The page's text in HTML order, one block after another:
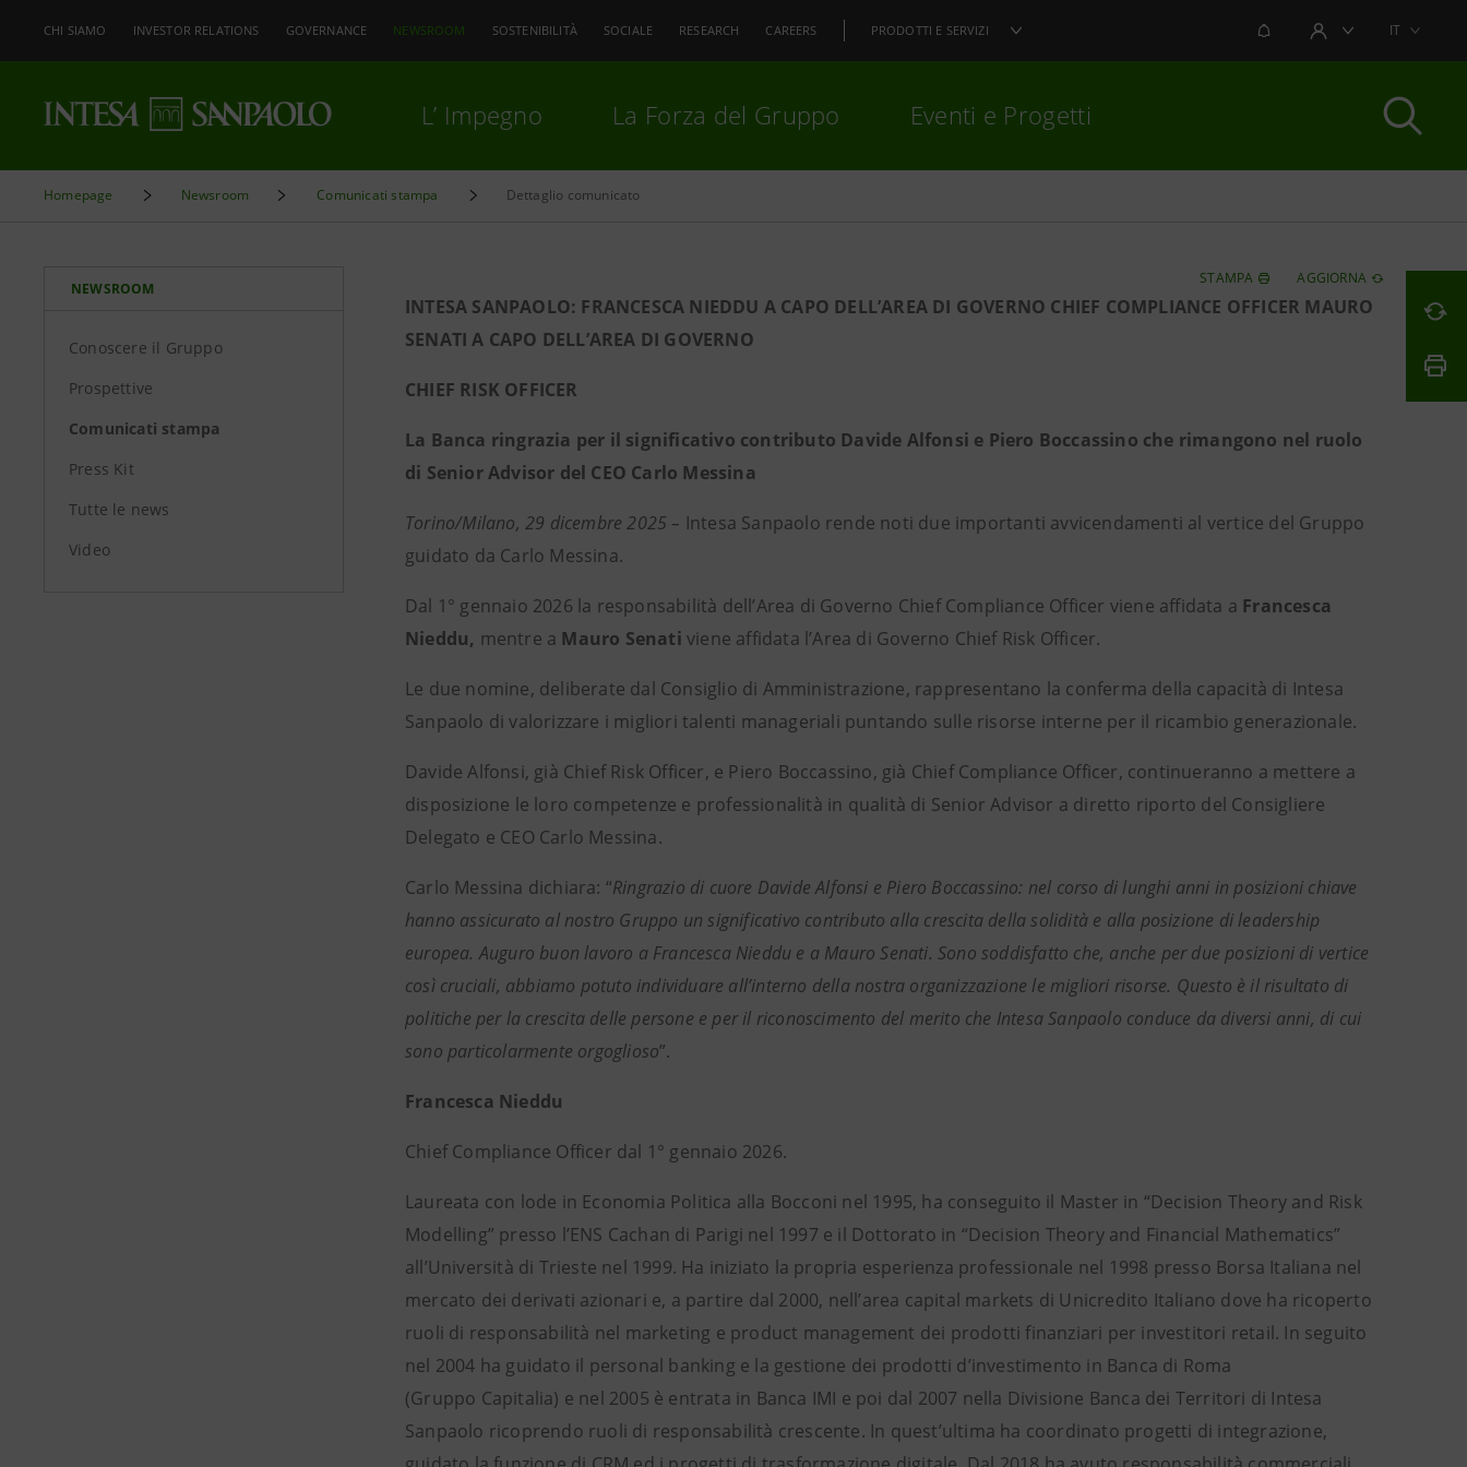
CHI SIAMO INVESTOR RELATIONS GOVERNANCE NEWSROOM SOSTENIBILITÀ SOCIALE RESEARCH CAREERS PRODOTTI E SERVIZI NOTIFICHEAREA UTENTEIT
L’ Impegno La Forza del Gruppo Eventi e Progetti
Homepage Newsroom Comunicati stampa Dettaglio comunicato
NEWSROOM
Conoscere il Gruppo
Prospettive
Comunicati stampa
Press Kit
Tutte le news
Video
STAMPA AGGIORNA
INTESA SANPAOLO: FRANCESCA NIEDDU A CAPO DELL’AREA DI GOVERNO CHIEF COMPLIANCE OFFICER MAURO
SENATI A CAPO DELL’AREA DI GOVERNO
CHIEF RISK OFFICER
La Banca ringrazia per il significativo contributo Davide Alfonsi e Piero Boccassino che rimangono nel ruolo
di Senior Advisor del CEO Carlo Messina
Torino/Milano, 29 dicembre 2025 – Intesa Sanpaolo rende noti due importanti avvicendamenti al vertice del Gruppo
guidato da Carlo Messina.
Dal 1° gennaio 2026 la responsabilità dell’Area di Governo Chief Compliance Officer viene affidata a Francesca
Nieddu, mentre a Mauro Senati viene affidata l’Area di Governo Chief Risk Officer.
Le due nomine, deliberate dal Consiglio di Amministrazione, rappresentano la conferma della capacità di Intesa
Sanpaolo di valorizzare i migliori talenti manageriali puntando sulle risorse interne per il ricambio generazionale.
Davide Alfonsi, già Chief Risk Officer, e Piero Boccassino, già Chief Compliance Officer, continueranno a mettere a
disposizione le loro competenze e professionalità in qualità di Senior Advisor a diretto riporto del Consigliere
Delegato e CEO Carlo Messina.
Carlo Messina dichiara: “Ringrazio di cuore Davide Alfonsi e Piero Boccassino: nel corso di lunghi anni in posizioni chiave
hanno assicurato al nostro Gruppo un significativo contributo alla crescita della solidità e alla posizione di leadership
europea. Auguro buon lavoro a Francesca Nieddu e a Mauro Senati. Sono soddisfatto che, anche per due posizioni di vertice
così cruciali, abbiamo potuto individuare all’interno della nostra organizzazione le migliori risorse. Questo è il risultato di
politiche per la crescita delle persone e per il riconoscimento del merito che Intesa Sanpaolo conduce da diversi anni, di cui
sono particolarmente orgoglioso”.
Francesca Nieddu
Chief Compliance Officer dal 1° gennaio 2026.
Laureata con lode in Economia Politica alla Bocconi nel 1995, ha conseguito il Master in “Decision Theory and Risk
Modelling” presso l’ENS Cachan di Parigi nel 1997 e il Dottorato in “Decision Theory and Financial Mathematics”
all’Università di Trieste nel 1999. Ha iniziato la propria esperienza professionale nel 1998 presso Borsa Italiana nel
mercato dei derivati azionari e, a partire dal 2000, nell’area capital markets di Unicredito Italiano dove ha ricoperto
ruoli di responsabilità nel marketing e product management dei prodotti finanziari per investitori retail. In seguito
nel 2004 ha guidato il personal banking e la gestione dei prodotti d’investimento in Banca di Roma
(Gruppo Capitalia) e nel 2005 è entrata in Banca IMI e poi dal 2007 nella Divisione Banca dei Territori di Intesa
Sanpaolo ricoprendo ruoli di responsabilità crescente. In quest’ultima ha coordinato progetti di integrazione,